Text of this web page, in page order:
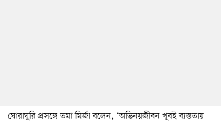
ঘোরাঘুরি প্রসঙ্গে তমা মির্জা বলেন, ‘অভিনয়জীবন খুবই ব্যস্ততায়